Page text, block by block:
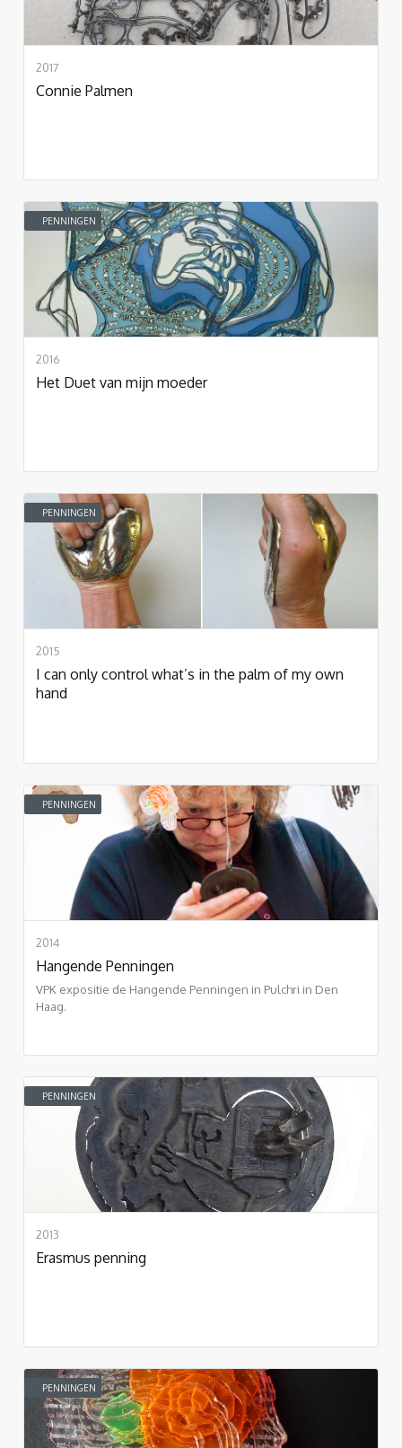
2017
Connie Palmen
PENNINGEN
2016
Het Duet van mijn moeder
PENNINGEN
2015
I can only control what’s in the palm of my own
hand
PENNINGEN
2014
Hangende Penningen
VPK expositie de Hangende Penningen in Pulchri in Den
Haag.
PENNINGEN
2013
Erasmus penning
PENNINGEN